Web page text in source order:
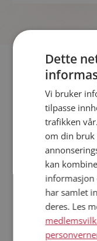
Hvis du søker
På Møteplassen
datinginteresserte
Läs mer
Trinn 1 - Bli medlem
Trinn 2 - Slik
Trinn 3 - Tips til
Sikker dating
Dating på mobilen
Dating på
Dette
Vi bruker
tilpasse
trafikken
om din bruk
kan
informasjon
har samlet
deres. Les